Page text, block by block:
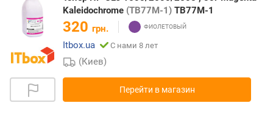
Kaleidochrome (TB77M-1) TB77M-1
320 грн.
Itbox.ua
С нами 8 лет
(Киев)
Перейти в магазин